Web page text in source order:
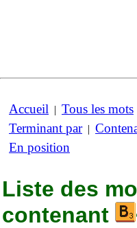
Accueil | Tous les mots
Terminant par|
En position
Liste des
contenant